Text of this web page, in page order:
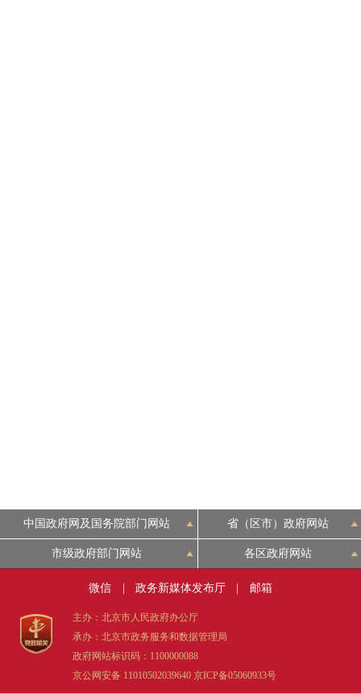
中国政府网及国务院部门网站 省（区市）政府网站
市级政府部门网站 各区政府网站
微信 政务新媒体发布厅 邮箱
主办：北京市人民政府办公厅
承办：北京市政务服务和数据管理局
政府网站标识码：1100000088
京公网安备 11010502039640 京ICP备05060933号